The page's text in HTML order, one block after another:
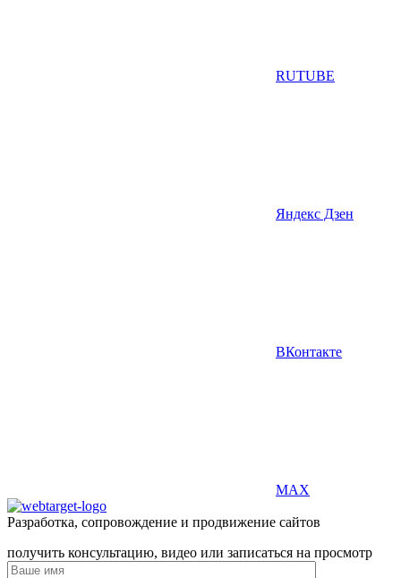
RUTUBE
Яндекс Дзен
ВКонтакте
MAX
Разработка, сопровождение и продвижение сайтов
получить консультацию, видео или записаться на просмотр